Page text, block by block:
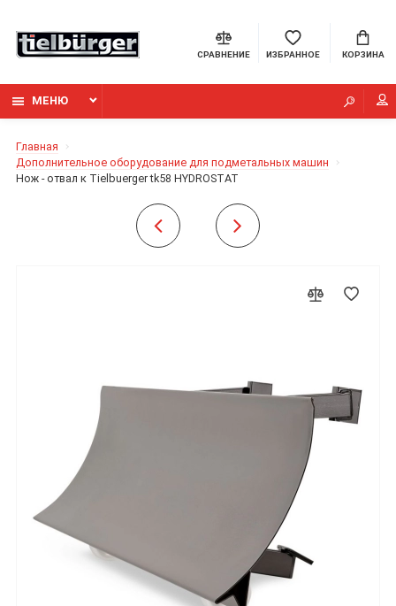
СРАВНЕНИЕ ИЗБРАННОЕ КОРЗИНА
МЕНЮ
Главная
Дополнительное оборудование для подметальных машин
Нож - отвал к Tielbuerger tk58 HYDROSTAT